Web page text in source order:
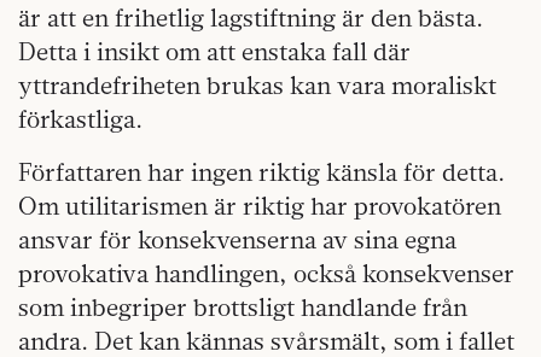
är att en frihetlig lagstiftning är den bästa.
Detta i insikt om att enstaka fall där
yttrandefriheten brukas kan vara moraliskt
förkastliga.
Författaren har ingen riktig känsla för detta.
Om utilitarismen är riktig har provokatören
ansvar för konsekvenserna av sina egna
provokativa handlingen, också konsekvenser
som inbegriper brottsligt handlande från
andra. Det kan kännas svårsmält, som i fallet